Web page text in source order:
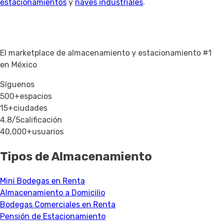
estacionamientos y naves industriales.
El marketplace de almacenamiento y estacionamiento #1
en México
Síguenos
500+espacios
15+ciudades
4.8/5calificación
40,000+usuarios
Tipos de Almacenamiento
Mini Bodegas en Renta
Almacenamiento a Domicilio
Bodegas Comerciales en Renta
Pensión de Estacionamiento